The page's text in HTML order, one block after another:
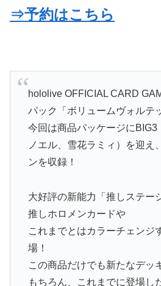
⇒予約はこちら
hololive OFFICIAL CARD
パック「ボリュームヴォルテ
今回は商品パッケージにBIG3
ノエル、雪花ラミィ）を迎え
ンを収録！
大好評の新能力「推しステー
推しホロメンカードや
これまでとはカラーチェンジ
場！
この商品だけでも新たなデッ
もちろん、これまでに登場し